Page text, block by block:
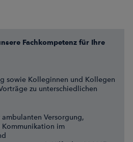
Fachkompetenz für Ihre
sowie Kolleginnen und Kollegen
zu unterschiedlichen
Versorgung,
Kommunikation im